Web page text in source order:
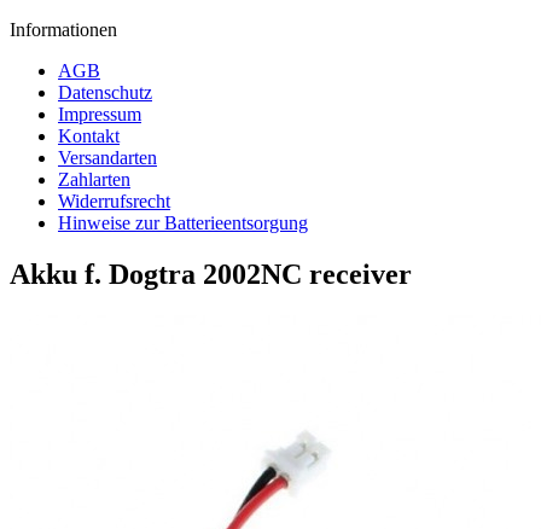
Informationen
AGB
Datenschutz
Impressum
Kontakt
Versandarten
Zahlarten
Widerrufsrecht
Hinweise zur Batterieentsorgung
Akku f. Dogtra 2002NC receiver